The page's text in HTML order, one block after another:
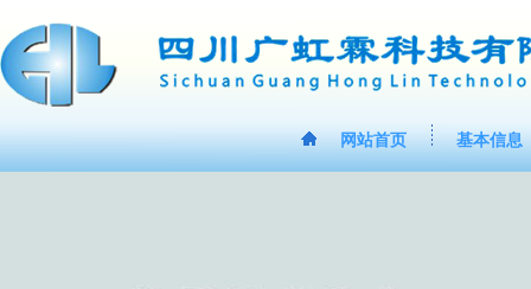
网站首页 基本信息